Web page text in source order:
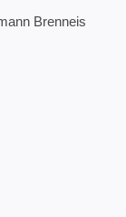
Brenneis